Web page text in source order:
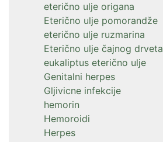
eterično ulje origana
Eterično ulje pomorandže
eterično ulje ruzmarina
Eterično ulje čajnog drveta
eukaliptus eterično ulje
Genitalni herpes
Gljivicne infekcije
hemorin
Hemoroidi
Herpes